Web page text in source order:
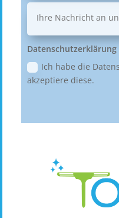
Datenschutzerklärung
Ich habe die
akzeptiere diese.